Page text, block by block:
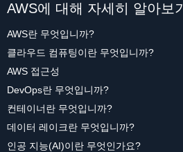
AWS에 대해 자세히 알아보기
AWS란 무엇입니까?
클라우드 컴퓨팅이란 무엇입니까?
AWS 접근성
DevOps란 무엇입니까?
컨테이너란 무엇입니까?
데이터 레이크란 무엇입니까?
인공 지능(AI)이란 무엇인가요?